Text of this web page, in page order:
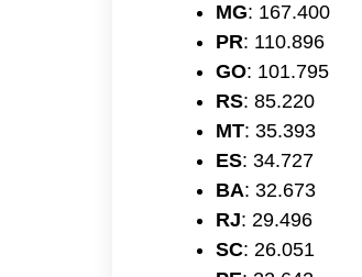
MG: 167.400
PR: 110.896
GO: 101.795
RS: 85.220
MT: 35.393
ES: 34.727
BA: 32.673
RJ: 29.496
SC: 26.051